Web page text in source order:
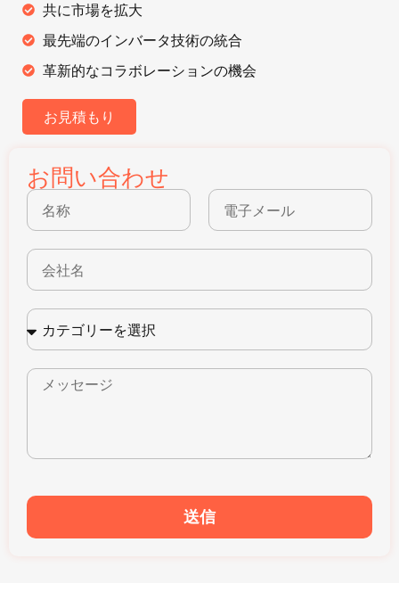
共に市場を拡大
最先端のインバータ技術の統合
革新的なコラボレーションの機会
お見積もり
お問い合わせ
送信